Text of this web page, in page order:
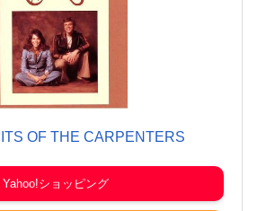
OF THE CARPENTERS
Yahoo!ショッピング